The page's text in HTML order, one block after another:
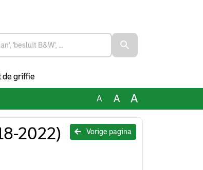
de griffie
A A A
Vorige pagina
2022)